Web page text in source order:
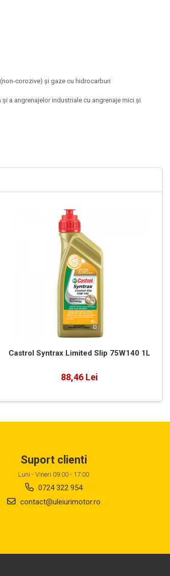
corozive) și gaze cu hidrocarburi
a angrenajelor industriale cu angrenaje mici și
Castrol Syntrax Limited Slip 75W140 1L
88,46 Lei
Suport clienti
Luni - Vineri 09:00 - 17:00
0724 322 954
contact@uleiurimotor.ro